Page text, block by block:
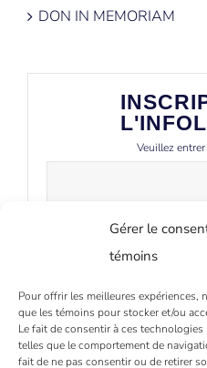
Gérer le
témoins
Pour offrir les meilleures
que les témoins pour stocker et/ou
Le fait de consentir à ces
telles que le comportement de
fait de ne pas consentir ou de retirer
DON IN MEMORIAM
Veuillez